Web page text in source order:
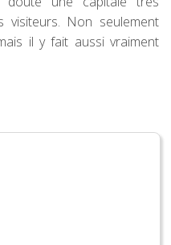
visiteurs. Non seulement
il y fait aussi vraiment